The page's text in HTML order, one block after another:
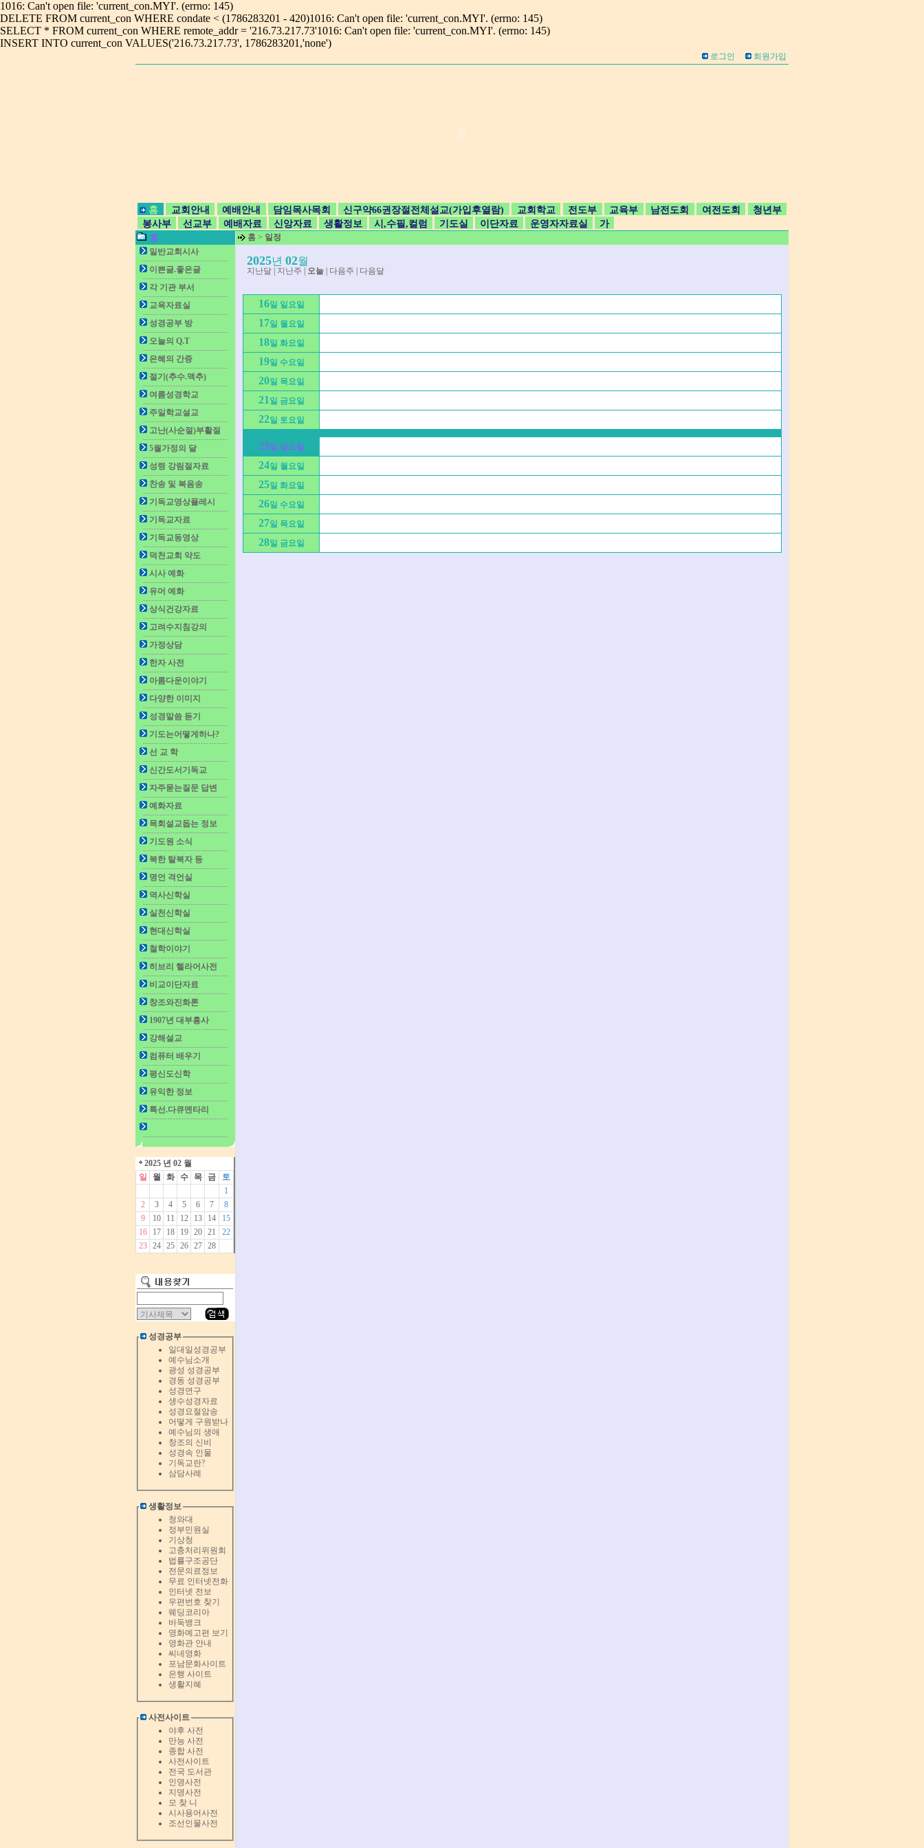
1016: Can't open file: 'current_con.MYI'. (errno: 145)
DELETE FROM current_con WHERE condate < (1786283201 - 420)1016: Can't open file: 'current_con.MYI'. (errno: 145)
SELECT * FROM current_con WHERE remote_addr = '216.73.217.73'1016: Can't open file: 'current_con.MYI'. (errno: 145)
INSERT INTO current_con VALUES('216.73.217.73', 1786283201,'none')
로그인 회원가입
홈 교회안내 예배안내 담임목사목회 신구약66권장절전체설교(가입후열람) 교회학교 전도부 교육부 남전도회 여전도회
청년부
봉사부
선교부 예배자료 신앙자료 생활정보 시,수필,컬럼 기도실 이단자료 운영자자료실 가
홈
일반교회시사
이쁜글.좋은글
각 기관 부서
교육자료실
성경공부 방
오늘의 Q.T
은혜의 간증
절기(추수.맥추)
여름성경학교
주일학교설교
고난(사순절)부활절
5월가정의 달
성령 강림절자료
찬송 및 복음송
기독교영상플레시
기독교자료
기독교동영상
덕천교회 약도
시사 예화
유머 예화
상식건강자료
고려수지침강의
가정상담
한자 사전
아름다운이야기
다양한 이미지
성경말씀 듣기
기도는어떻게하나?
선 교 학
신간도서기독교
자주묻는질문 답변
예화자료
목회설교돕는 정보
기도원 소식
북한 탈북자 등
명언 격언실
역사신학실
실천신학실
현대신학실
철학이야기
히브리 헬라어사전
비교이단자료
창조와진화론
1907년 대부흥사
강해설교
컴퓨터 배우기
평신도신학
유익한 정보
특선.다큐멘타리
2025 년 02 월
일
월 화 수 목 금
토
1
2
3 4 5 6 7
8
9
10 11 12 13 14
15
16
17 18 19 20 21
22
23
24 25 26 27 28
성경공부
일대일성경공부
예수님소개
광성 성경공부
경동 성경공부
성경연구
생수성경자료
성경요절암송
어떻게 구원받나
예수님의 생애
창조의 신비
성경속 인물
기독교란?
삼담사례
생활정보
청와대
정부민원실
기상청
고충처리위원회
법률구조공단
전문의료정보
무료 인터넷전화
인터넷 전보
우편번호 찾기
웨딩코리아
바둑뱅크
영화예고편 보기
영화관 안내
씨네영화
포남문화사이트
은행 사이트
생활지혜
사전사이트
야후 사전
만능 사전
종합 사전
사전사이트
전국 도서관
인명사전
지명사전
모 찾 니
시사용어사전
조선인물사전
홈 > 일정
2025년 02월
지난달 지난주 오늘 다음주 다음달
16일 일요일
17일 월요일
18일 화요일
19일 수요일
20일 목요일
21 일 금요일
22일 토요일
23일 일요일
24일 월요일
25일 화요일
26일 수요일
27일 목요일
28일 금요일